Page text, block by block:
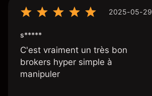
2025-05-29
s*****
C'est vraiment un très bon
brokers hyper simple à
manipuler